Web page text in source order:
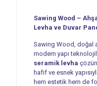
Sawing Wood –
Levha ve Duvar
Sawing Wood, doğal
modern yapı
seramik levha
hafif ve esnek
hem estetik hem de